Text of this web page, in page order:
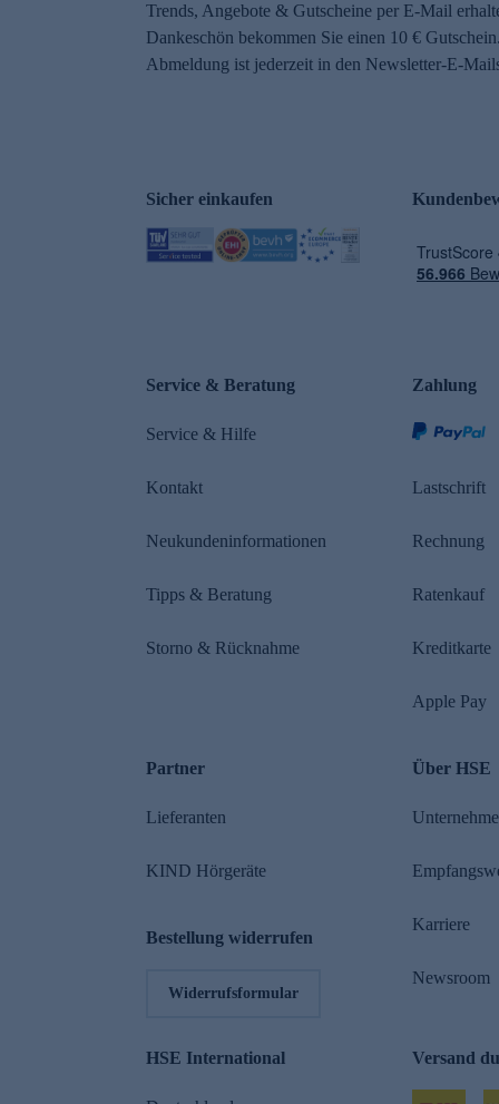
Trends, Angebote & Gutscheine per E-Mail
Dankeschön bekommen Sie einen 10 €
Abmeldung ist jederzeit in den Newsletter-E-
Sicher einkaufen
Service & Beratung
Service & Hilfe
Kontakt
Neukundeninformationen
Tipps & Beratung
Storno & Rücknahme
Zahlung
Lastschrift
Rechnung
Ratenkauf
Kreditkarte
Apple Pay
Partner
Lieferanten
KIND Hörgeräte
Bestellung widerrufen
Widerrufsformular
Über HSE
Karriere
Newsroom
HSE International Versand